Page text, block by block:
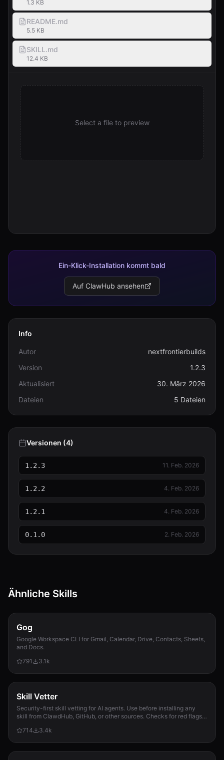
1.3 KB
README.md
5.5 KB
SKILL.md
12.4 KB
Select a file to preview
Ein-Klick-Installation kommt bald
Auf ClawHub ansehen
Info
Autor
nextfrontierbuilds
Version
1.2.3
Aktualisiert
30. März 2026
Dateien
5 Dateien
Versionen (4)
1.2.3 11. Feb. 2026
1.2.2 4. Feb. 2026
1.2.1 4. Feb. 2026
0.1.0 2. Feb. 2026
Ähnliche Skills
Gog
Google Workspace CLI for Gmail, Calendar, Drive, Contacts, Sheets,
and Docs.
791
3.1k
Skill Vetter
Security-first skill vetting for AI agents. Use before installing any
skill from ClawdHub, GitHub, or other sources. Checks for red flags,
714
3.4k